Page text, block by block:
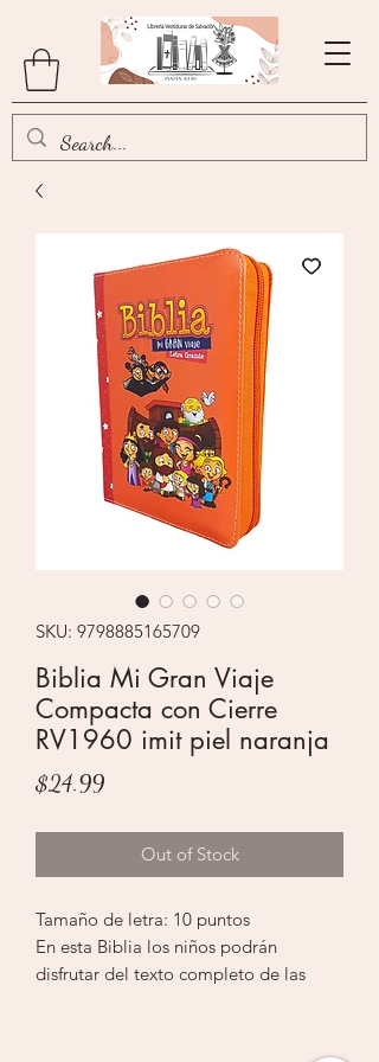
SKU: 9798885165709
Biblia Mi Gran Viaje
Compacta con Cierre
RV1960 imit piel naranja
$24.99Price
Out of Stock
Tamaño de letra: 10 puntos
En esta Biblia los niños podrán
disfrutar del texto completo de las